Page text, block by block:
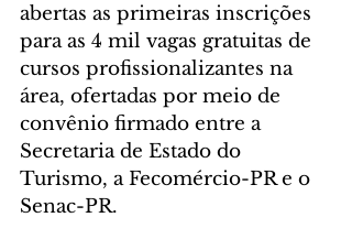
abertas as primeiras inscrições
para as 4 mil vagas gratuitas de
cursos profissionalizantes na
área, ofertadas por meio de
convênio firmado entre a
Secretaria de Estado do
Turismo, a Fecomércio-PR e o
Senac-PR.